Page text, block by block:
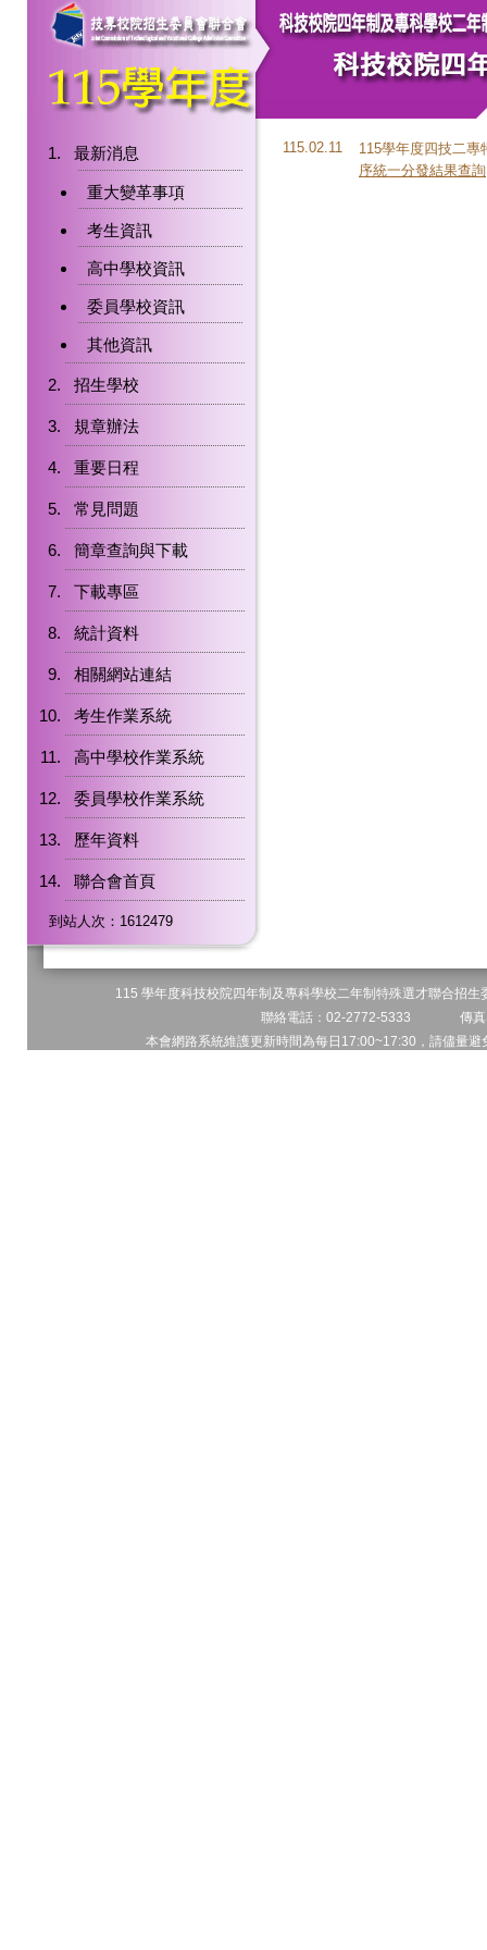
最新消息
重大變革事項
考生資訊
高中學校資訊
委員學校資訊
其他資訊
招生學校
規章辦法
重要日程
常見問題
簡章查詢與下載
下載專區
統計資料
相關網站連結
考生作業系統
高中學校作業系統
委員學校作業系統
歷年資料
聯合會首頁
到站人次：1612479
115.02.11
115學年度四技二
序統一分發結果查詢
115 學年度科技校院四年制及專科學校二年制特殊選才聯合
聯絡電話：02-2772-5333 傳
本會網路系統維護更新時間為每日17:00~17:30，請儘量